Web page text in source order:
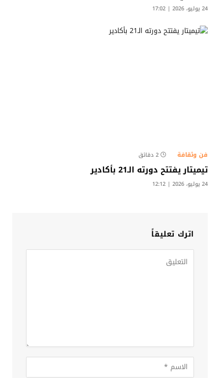
24 يوليو، 2026 | 17:02
فن وثقافة 2 دقائق
تيميتار يفتتح دورته الـ21 بأكادير
24 يوليو، 2026 | 12:12
اترك تعليقاً